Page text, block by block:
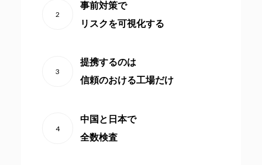
2
事前対策で
リスクを可視化する
3
提携するのは
信頼のおける工場だけ
4
中国と日本で
全数検査